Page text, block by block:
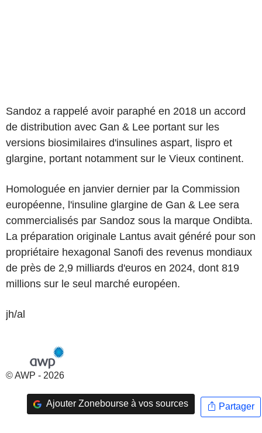
Sandoz a rappelé avoir paraphé en 2018 un accord
de distribution avec Gan & Lee portant sur les
versions biosimilaires d'insulines aspart, lispro et
glargine, portant notamment sur le Vieux continent.
Homologuée en janvier dernier par la Commission
européenne, l'insuline glargine de Gan & Lee sera
commercialisés par Sandoz sous la marque Ondibta.
La préparation originale Lantus avait généré pour son
propriétaire hexagonal Sanofi des revenus mondiaux
de près de 2,9 milliards d'euros en 2024, dont 819
millions sur le seul marché européen.
jh/al
© AWP - 2026
Ajouter Zonebourse à vos sources Partager